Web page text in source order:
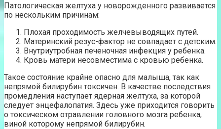
Патологическая желтуха у новорожденного развивается
по нескольким причинам:
Плохая проходимость желчевыводящих путей.
Материнский резус-фактор не совпадает с детским.
Внутриутробная печеночная инфекция у ребенка.
Кровь матери несовместима с кровью ребенка.
Такое состояние крайне опасно для малыша, так как
непрямой билирубин токсичен. В качестве последствия
промедления наступает ядерная желтуха, за которой
следует энцефалопатия. Здесь уже приходится говорить
о токсическом отравлении головного мозга ребенка,
виной которому непрямой билирубин.